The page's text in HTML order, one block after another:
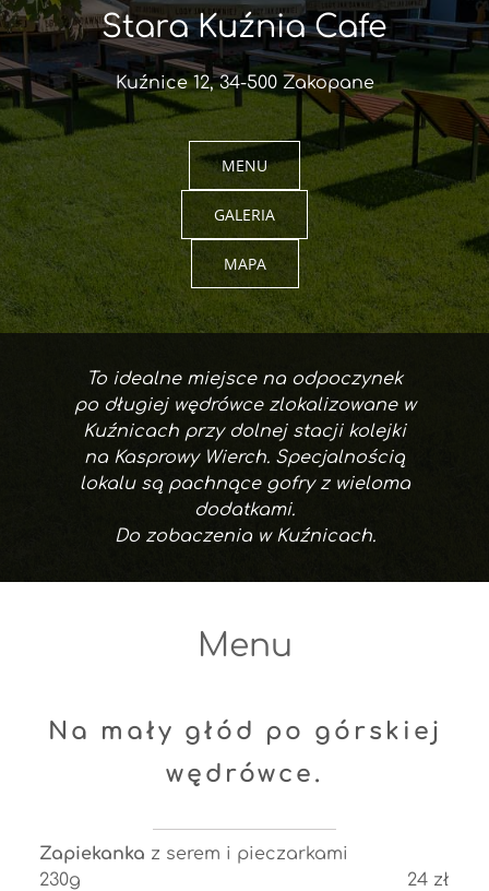
Stara Kuźnia Cafe
Kuźnice 12, 34-500 Zakopane
MENU
GALERIA
MAPA
To idealne miejsce na odpoczynek
po długiej wędrówce zlokalizowane w
Kuźnicach przy dolnej stacji kolejki
na Kasprowy Wierch. Specjalnością
lokalu są pachnące gofry z wieloma
dodatkami.
Do zobaczenia w Kuźnicach.
Menu
Na mały głód po górskiej
wędrówce.
Zapiekanka z serem i pieczarkami
230g
24 zł